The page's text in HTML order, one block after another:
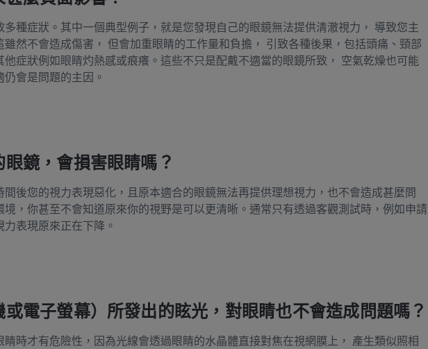
種症狀。其中一個典型例子，就是您發現自己的眼鏡無法提供清澈視力， 導致您主
然不會造成傷害， 但會加重眼睛的工作量和負擔， 引致各種後果，包括頭痛、頸部
症狀例如眼睛灼熱感或痕癢。這些不只是配戴不適當的眼鏡所致， 空氣乾燥也可能
會是問題的主因。
鏡，會損害眼睛嗎？
後您的視力表現惡化，且原本適合的眼鏡無法再提供理想視力，也不會造成甚麼問
境，你甚至不會知道原來你的視野是可以更清晰。通常只有透過客觀測試時，例如申請
表現原來正在下降。
電子螢幕）所發出的眩光，對眼睛也不會造成問題嗎？
時才有危險性，因為光線會透過眼睛的水晶體直接對焦在視網膜上， 產生類似照相